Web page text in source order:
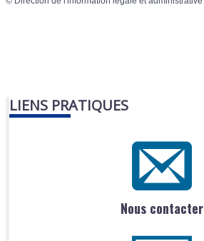
LIENS PRATIQUES
Nous contacter